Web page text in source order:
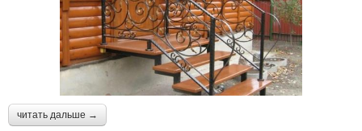
читать дальше →